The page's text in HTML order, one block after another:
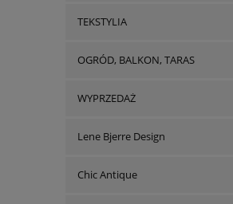
TEKSTYLIA
OGRÓD, BALKON, TARAS
WYPRZEDAŻ
Lene Bjerre Design
Chic Antique